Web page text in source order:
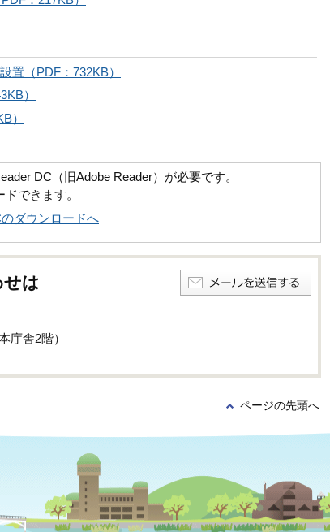
（PDF：732KB）
）
）
DC（旧Adobe Reader）が必要です。
できます。
ダウンロードへ
は
庁舎2階）
ページの先頭へ